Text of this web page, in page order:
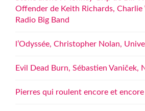
Offender de Keith Richards, Charlie
Radio Big Band
l’Odyssée, Christopher Nolan,
Evil Dead Burn, Sébastien Vaniček,
Pierres qui roulent encore et encore